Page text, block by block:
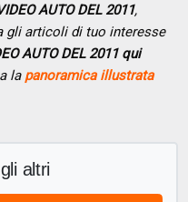
AUTO DEL 2011,
gli articoli di tuo interesse
AUTO DEL 2011 qui
la panoramica illustrata
altri